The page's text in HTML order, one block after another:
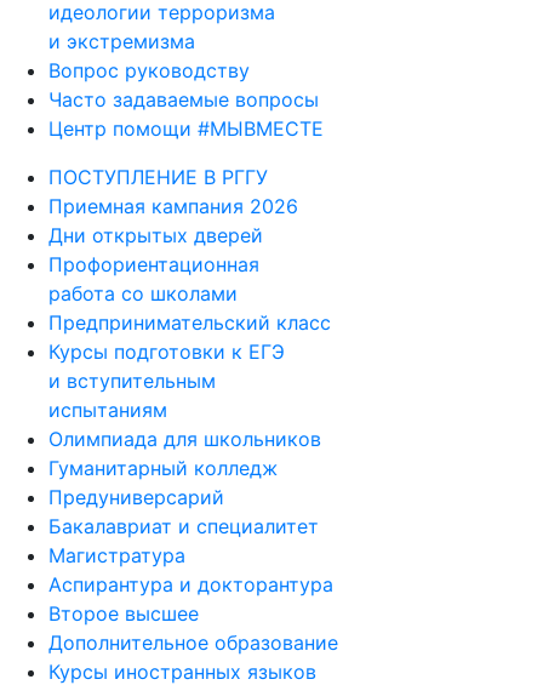
идеологии терроризма
и экстремизма
Вопрос руководству
Часто задаваемые вопросы
Центр помощи #МЫВМЕСТЕ
ПОСТУПЛЕНИЕ В РГГУ
Приемная кампания 2026
Дни открытых дверей
Профориентационная
работа со школами
Предпринимательский класс
Курсы подготовки к ЕГЭ
и вступительным
испытаниям
Олимпиада для школьников
Гуманитарный колледж
Предуниверсарий
Бакалавриат и специалитет
Магистратура
Аспирантура и докторантура
Второе высшее
Дополнительное образование
Курсы иностранных языков